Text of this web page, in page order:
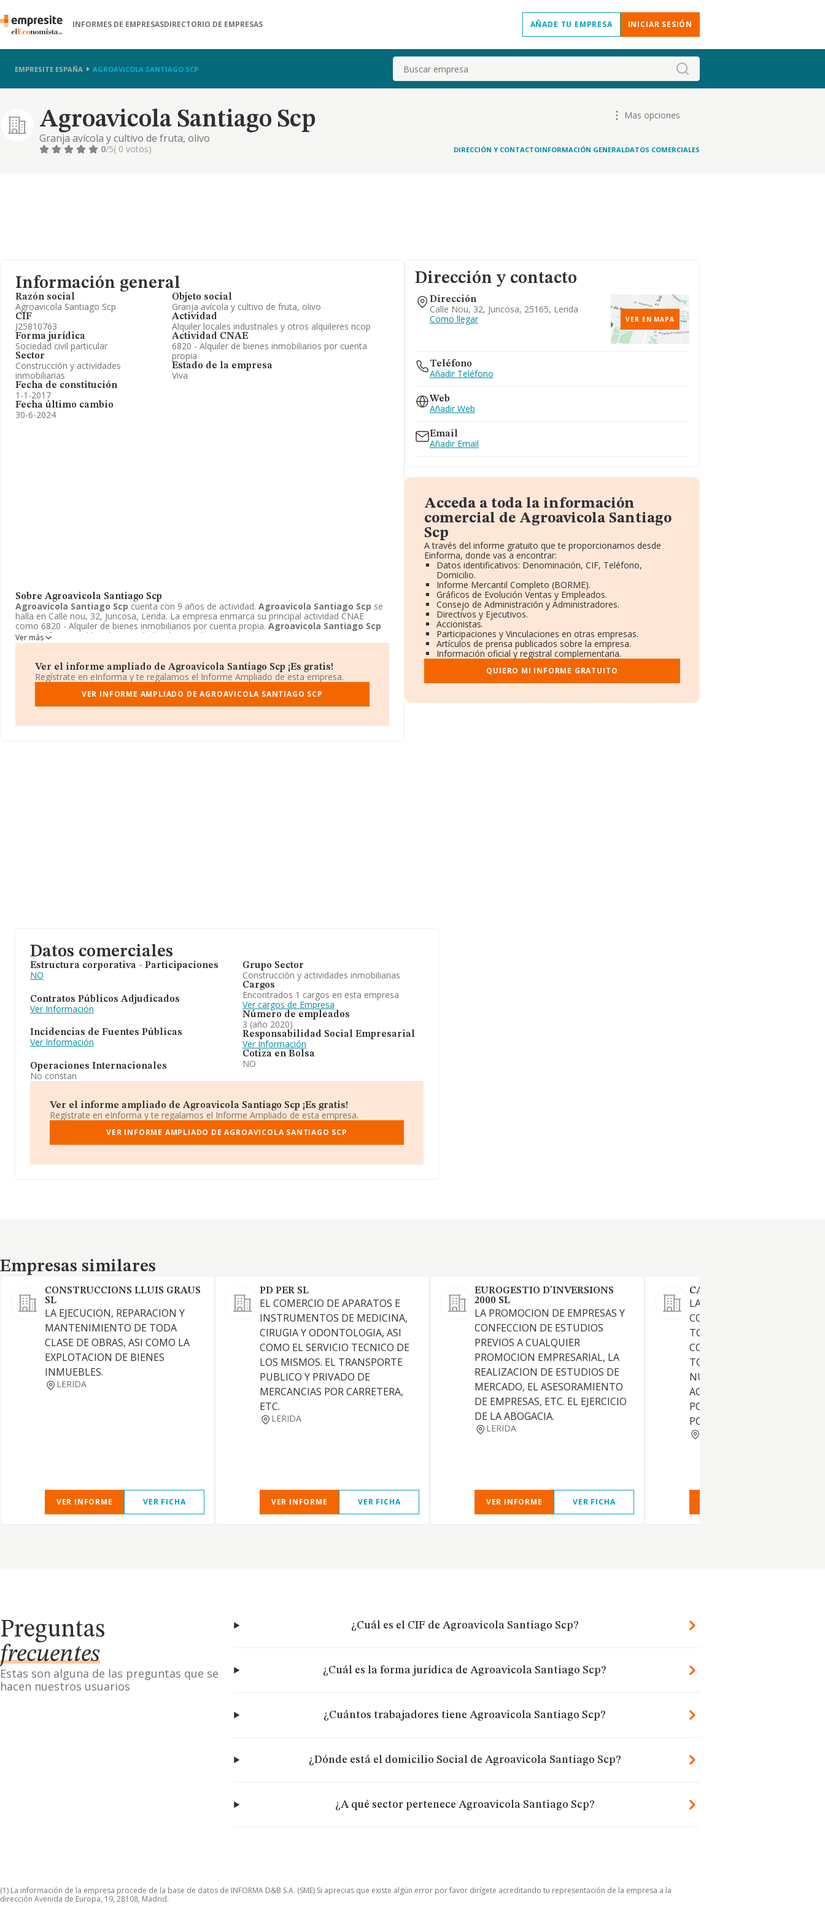
INFORMES DE EMPRESASDIRECTORIO DE EMPRESAS AÑADE TU EMPRESA INICIAR SESIÓN
EMPRESITE ESPAÑA AGROAVICOLA SANTIAGO SCP Buscar
Agroavicola Santiago Scp
Granja avícola y cultivo de fruta, olivo
Mas opciones
0/5( 0 votos) DIRECCIÓN Y CONTACTOINFORMACIÓN GENERALDATOS COMERCIALES
Información general
Razón social
Agroavicola Santiago Scp
CIF
J25810763
Forma jurídica
Sociedad civil particular
Sector
Construcción y actividades
inmobiliarias
Fecha de constitución
1-1-2017
Fecha último cambio
30-6-2024
Objeto social
Granja avícola y cultivo de fruta, olivo
Actividad
Alquiler locales industriales y otros alquileres ncop
Actividad CNAE
6820 - Alquiler de bienes inmobiliarios por cuenta
propia
Estado de la empresa
Viva
Sobre Agroavicola Santiago Scp
Agroavicola Santiago Scp cuenta con 9 años de actividad. Agroavicola Santiago Scp se
halla en Calle nou, 32, Juncosa, Lerida. La empresa enmarca su principal actividad CNAE
como 6820 - Alquiler de bienes inmobiliarios por cuenta propia. Agroavicola Santiago Scp
toma la forma jurídica de Sociedad civil particular.
Ver más
Ver el informe ampliado de Agroavicola Santiago Scp ¡Es gratis!
Regístrate en eInforma y te regalamos el Informe Ampliado de esta empresa.
VER INFORME AMPLIADO DE AGROAVICOLA SANTIAGO SCP
Dirección y contacto
Dirección
Calle Nou, 32, Juncosa, 25165, Lerida
Como llegar
VER EN MAPA
Teléfono
Añadir Teléfono
Web
Añadir Web
Email
Añadir Email
Acceda a toda la información
comercial de Agroavicola Santiago
Scp
A través del informe gratuito que te proporcionamos desde
Einforma, donde vas a encontrar:
Datos identificativos: Denominación, CIF, Teléfono,
Domicilio.
Informe Mercantil Completo (BORME).
Gráficos de Evolución Ventas y Empleados.
Consejo de Administración y Administradores.
Directivos y Ejecutivos.
Accionistas.
Participaciones y Vinculaciones en otras empresas.
Artículos de prensa publicados sobre la empresa.
Información oficial y registral complementaria.
QUIERO MI INFORME GRATUITO
Datos comerciales
Estructura corporativa - Participaciones
NO
Contratos Públicos Adjudicados
Ver Información
Incidencias de Fuentes Públicas
Ver Información
Operaciones Internacionales
No constan
Grupo Sector
Construcción y actividades inmobiliarias
Cargos
Encontrados 1 cargos en esta empresa
Ver cargos de Empresa
Número de empleados
3 (año 2020)
Responsabilidad Social Empresarial
Ver Información
Cotiza en Bolsa
NO
Ver el informe ampliado de Agroavicola Santiago Scp ¡Es gratis!
Regístrate en eInforma y te regalamos el Informe Ampliado de esta empresa.
VER INFORME AMPLIADO DE AGROAVICOLA SANTIAGO SCP
Empresas similares
Empresas similares
CONSTRUCCIONS LLUIS GRAUS
SL
LA EJECUCION, REPARACION Y
MANTENIMIENTO DE TODA
CLASE DE OBRAS, ASI COMO LA
EXPLOTACION DE BIENES
INMUEBLES.
LERIDA
VER INFORME VER FICHA
PD PER SL
EL COMERCIO DE APARATOS E
INSTRUMENTOS DE MEDICINA,
CIRUGIA Y ODONTOLOGIA, ASI
COMO EL SERVICIO TECNICO DE
LOS MISMOS. EL TRANSPORTE
PUBLICO Y PRIVADO DE
MERCANCIAS POR CARRETERA,
ETC.
LERIDA
VER INFORME VER FICHA
EUROGESTIO D'INVERSIONS
2000 SL
LA PROMOCION DE EMPRESAS Y
CONFECCION DE ESTUDIOS
PREVIOS A CUALQUIER
PROMOCION EMPRESARIAL, LA
REALIZACION DE ESTUDIOS DE
MERCADO, EL ASESORAMIENTO
DE EMPRESAS, ETC. EL EJERCICIO
DE LA ABOGACIA.
LERIDA
VER INFORME VER FICHA
CARSIJU 2004 SL
LA PROMOCION DE
COMPRAVENTA Y EL
TODO TIPO DE INMUEBLES.
COMPRAVENTA, ALQUILER
TODO TIPO DE MAQUINARIA
NUEVA Y USADA. LAS
ACTIVIDADES ENUMERADAS
PODRAN SER
POR ESTA SOCIEDAD
Preguntas
frecuentes
Estas son alguna de las preguntas que se
hacen nuestros usuarios
¿Cuál es el CIF de Agroavicola Santiago Scp?
¿Cuál es la forma jurídica de Agroavicola Santiago Scp?
¿Cuántos trabajadores tiene Agroavicola Santiago Scp?
¿Dónde está el domicilio Social de Agroavicola Santiago Scp?
¿A qué sector pertenece Agroavicola Santiago Scp?
(1) La información de la empresa procede de la base de datos de INFORMA D&B S.A. (SME) Si aprecias que existe algún error por favor dirígete acreditando tu representación de la empresa a la
dirección Avenida de Europa, 19, 28108, Madrid.